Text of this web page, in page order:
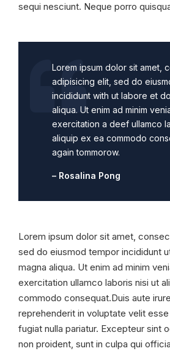
sequi nesciunt. Neque porro
Lorem ipsum dolor sit amet,
adipisicing elit, sed do
incididunt with ut labore et
aliqua. Ut enim ad minim
exercitation a deef ullamco
aliquip ex ea commodo
again tommorow.
– Rosalina Pong
Lorem ipsum dolor sit amet,
sed do eiusmod tempor incididunt
magna aliqua. Ut enim ad minim
exercitation ullamco laboris nisi ut
commodo consequat.Duis aute
reprehenderit in voluptate velit
fugiat nulla pariatur. Excepteur sint
non proident, sunt in culpa qui